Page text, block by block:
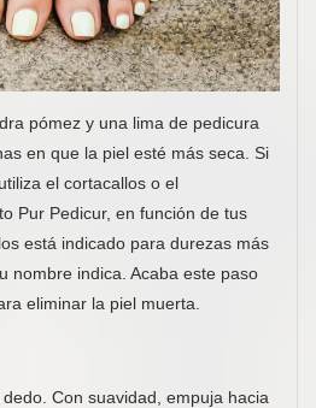
pómez y una lima de pedicura
en que la piel esté más seca. Si
el cortacallos o el
Pur Pedicur, en función de tus
está indicado para durezas más
nombre indica. Acaba este paso
eliminar la piel muerta.
Con suavidad, empuja hacia